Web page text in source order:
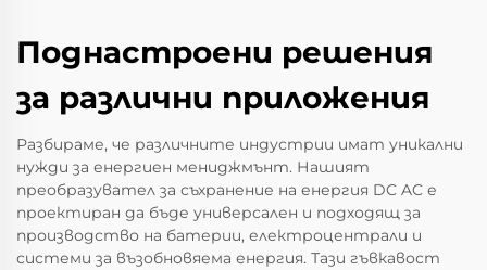
Поднастроени решения
за различни приложения
Разбираме, че различните индустрии имат уникални
нужди за енергиен мениджмънт. Нашият
преобразувател за съхранение на енергия DC AC е
проектиран да бъде универсален и подходящ за
производство на батерии, електроцентрали и
системи за възобновяема енергия. Тази гъвкавост